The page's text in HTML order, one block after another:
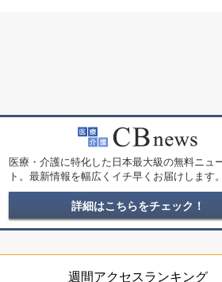
医療・介護に特化した日本最大級の無料ニュ
ト。最新情報を幅広くイチ早くお届けします。
詳細はこちらをチェック！
週間アクセスランキング